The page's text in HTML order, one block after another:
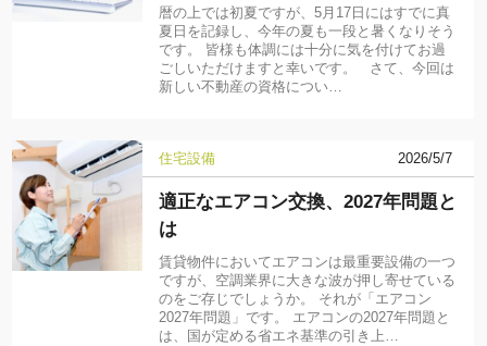
暦の上では初夏ですが、5月17日にはすでに真
夏日を記録し、今年の夏も一段と暑くなりそう
です。 皆様も体調には十分に気を付けてお過
ごしいただけますと幸いです。 さて、今回は
新しい不動産の資格につい…
住宅設備 2026/5/7
適正なエアコン交換、2027年問題と
は
賃貸物件においてエアコンは最重要設備の一つ
ですが、空調業界に大きな波が押し寄せている
のをご存じでしょうか。 それが「エアコン
2027年問題」です。 エアコンの2027年問題と
は、国が定める省エネ基準の引き上…